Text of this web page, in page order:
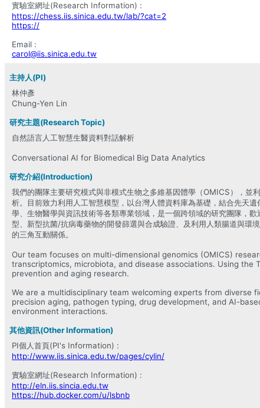
實驗室網址(Research Information) :
https://chess.iis.sinica.edu.tw/lab/?cat=2
https://
Email :
carol@iis.sinica.edu.tw
主持人(PI)
林仲彥
Chung-Yen Lin
研究主題(Research Topic)
自然語言人工智慧生醫資料對話解析
Conversational AI for Biomedical Big Data Analytics
研究介紹(Introduction)
我們的團隊主要研究模式與非模式生物之多維基因體學（OMICS），並
析。目前致力利用人工智慧模型，以台灣人體資料庫為基礎，結合先天
學、生物醫學與資訊技術等各類專業領域，是一個跨領域的研究團隊，
型、新型抗菌/抗病毒藥物的開發篩選與合成驗證、及利用人類腸道與環
的三角互動關係。
Our team focuses on multi-dimensional genomics (OMICS)
transcriptomics, microbiota, and disease associations. Using
prevention and aging research.
We are a multidisciplinary team welcoming experts from diverse
precision aging, pathogen typing, drug development, and AI-
environment interactions.
其他資訊(Other Information)
PI個人首頁(PI's Information) :
http://www.iis.sinica.edu.tw/pages/cylin/
實驗室網址(Research Information) :
http://eln.iis.sincia.edu.tw
https://hub.docker.com/u/lsbnb